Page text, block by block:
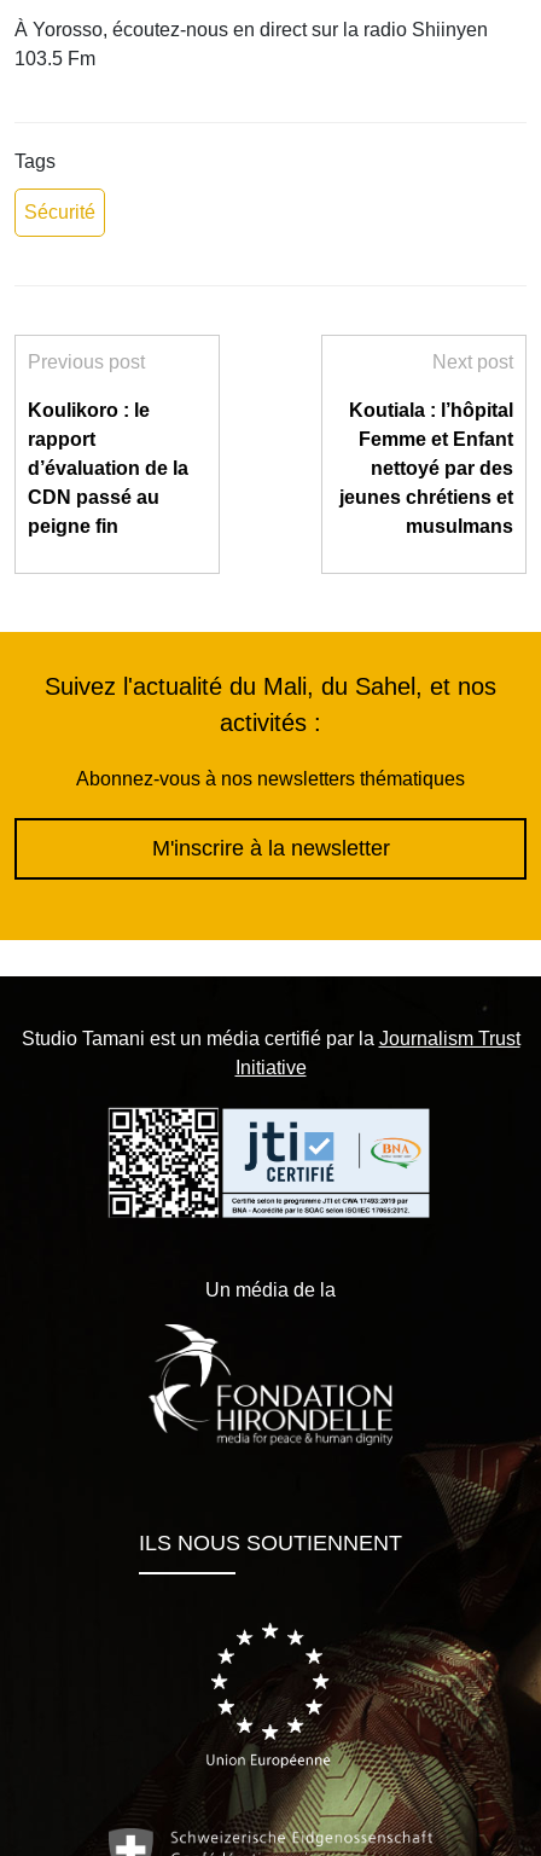
À Yorosso, écoutez-nous en direct sur la radio Shiinyen
103.5 Fm
Tags
Sécurité
Previous post
Koulikoro : le
rapport
d’évaluation de la
CDN passé au
peigne fin
Next post
Koutiala : l’hôpital
Femme et Enfant
nettoyé par des
jeunes chrétiens et
musulmans
Suivez l'actualité du Mali, du Sahel, et nos
activités :
Abonnez-vous à nos newsletters thématiques
M'inscrire à la newsletter
Studio Tamani est un média certifié par la Journalism Trust
Initiative
Un média de la
ILS NOUS SOUTIENNENT